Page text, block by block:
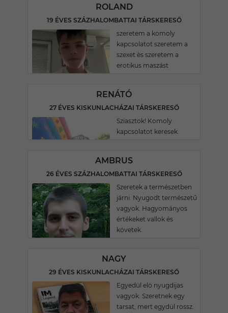
ROLAND
19 ÉVES SZÁZHALOMBATTAI TÁRSKERESŐ
szeretem a komoly
kapcsolatot szeretem a
szexet ès szeretem a
erotikus maszást
RENÁTÓ
27 ÉVES KISKUNLACHÁZAI TÁRSKERESŐ
Sziasztok! Komoly
kapcsolatot keresek.
AMBRUS
26 ÉVES SZÁZHALOMBATTAI TÁRSKERESŐ
Szeretek a természetben
járni. Nyugodt természetű
vagyok. Hagyományos
értékeket vallok és
követek.
NAGY
29 ÉVES KISKUNLACHÁZAI TÁRSKERESŐ
Egyedül elö nyugdijas
vagyok. Szeretnek egy
tarsat, mert egydül rossz.